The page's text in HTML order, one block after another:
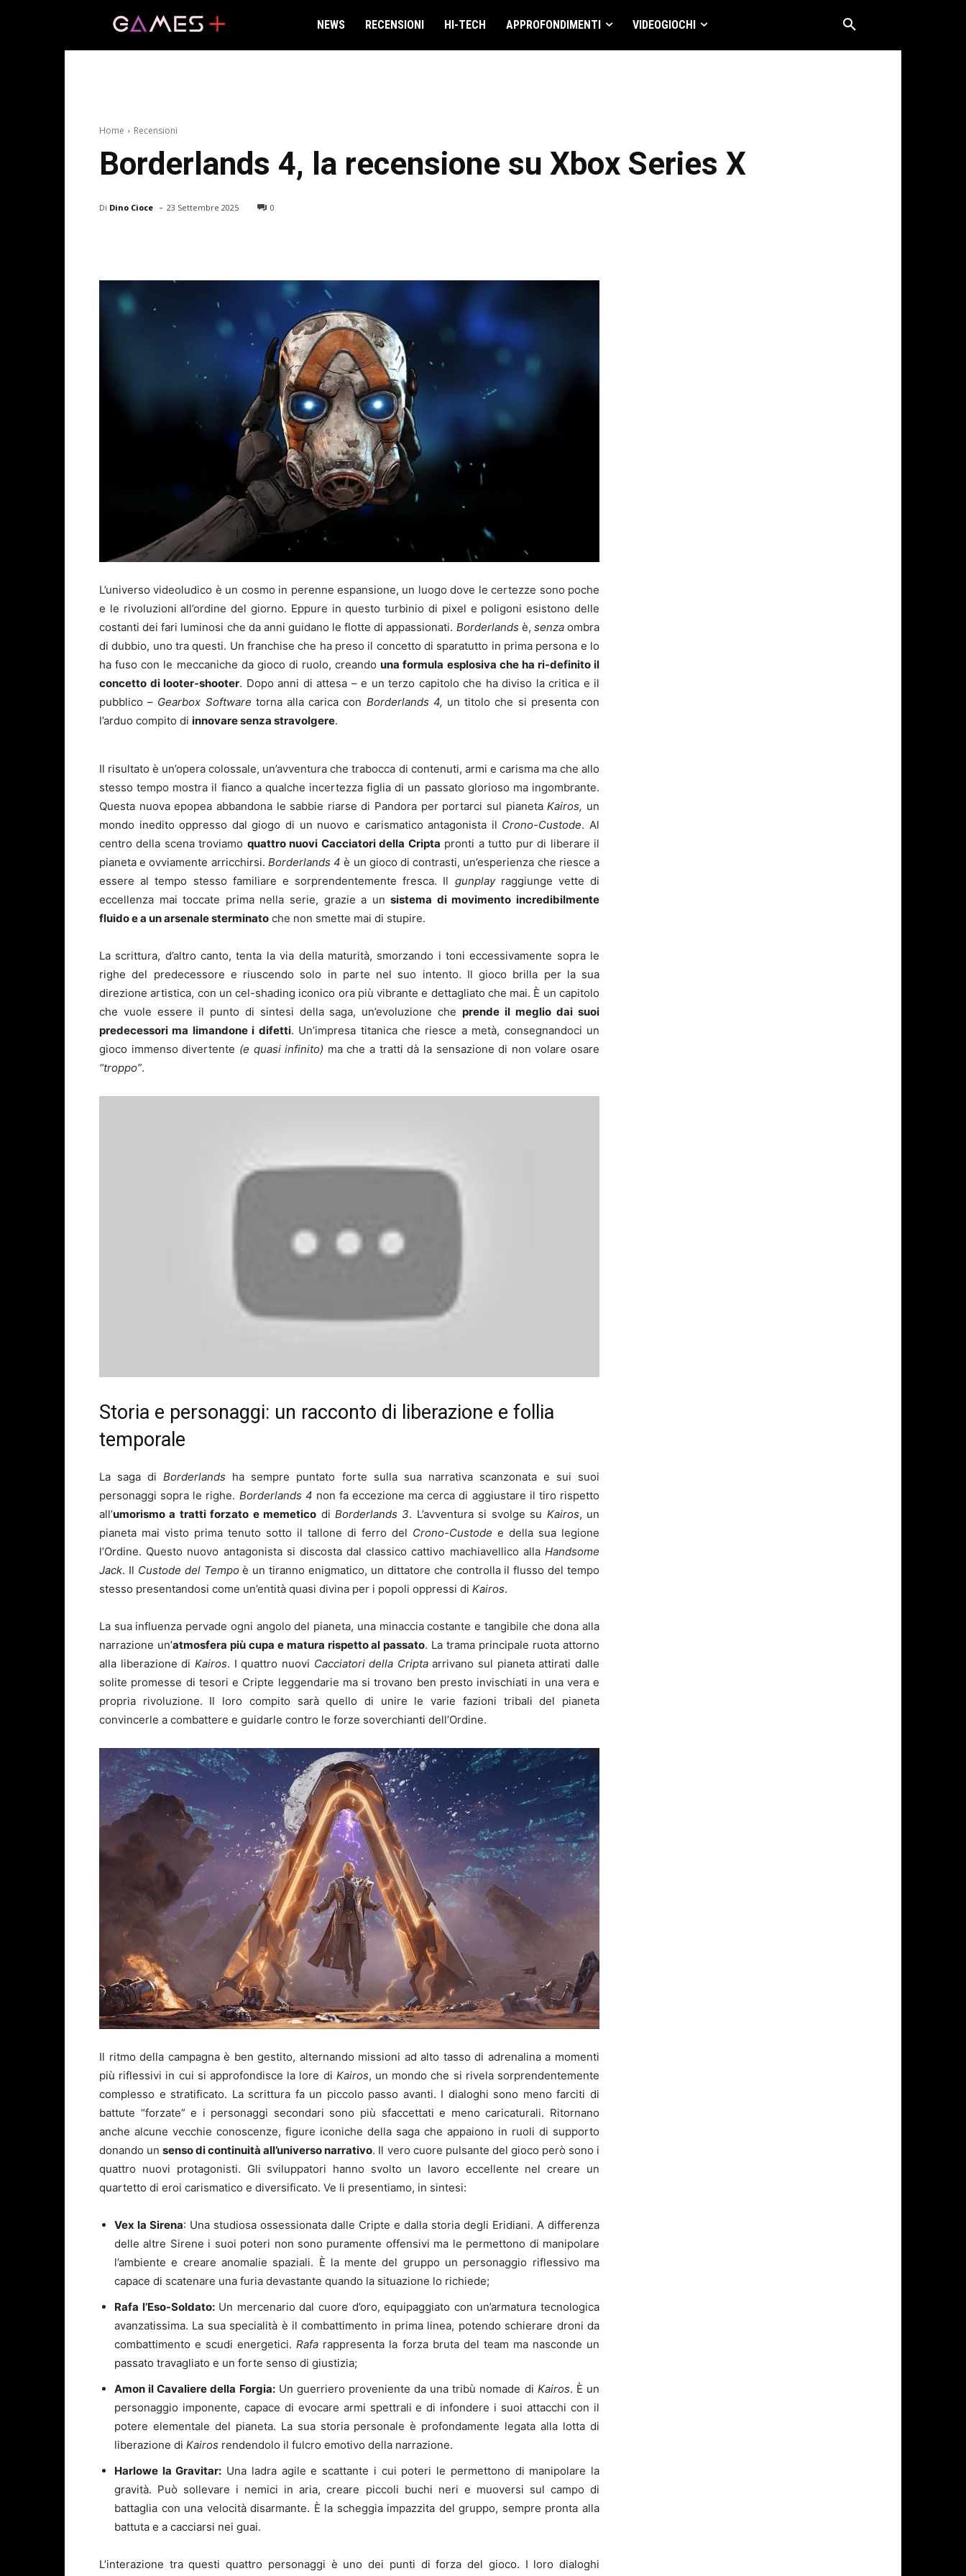
NEWS RECENSIONI HI-TECH APPROFONDIMENTI VIDEOGIOCHI
Home Recensioni
Borderlands 4, la recensione su Xbox Series X
Di Dino Cioce - 23 Settembre 2025 0
L’universo videoludico è un cosmo in perenne espansione, un luogo dove le certezze sono poche
e le rivoluzioni all’ordine del giorno. Eppure in questo turbinio di pixel e poligoni esistono delle
costanti dei fari luminosi che da anni guidano le flotte di appassionati. Borderlands è, senzaombra
di dubbio, uno tra questi. Un franchise che ha preso il concetto di sparatutto in prima persona e lo
ha fuso con le meccaniche da gioco di ruolo, creandouna formula esplosiva che ha ri-definito il
concetto di looter-shooter. Dopo anni di attesa – e un terzo capitolo che ha diviso la critica e il
pubblico – Gearbox Software torna alla carica con Borderlands 4, un titolo che si presenta con
l’arduo compito di innovare senza stravolgere.
Il risultato è un’opera colossale, un’avventura che trabocca di contenuti, armi e carisma ma che allo
stesso tempo mostra il fianco a qualche incertezza figlia di un passato glorioso ma ingombrante.
Questa nuova epopea abbandona le sabbie riarse di Pandora per portarci sul pianetaKairos, un
mondo inedito oppresso dal giogo di un nuovo e carismatico antagonista il Crono-Custode. Al
centro della scena troviamo quattro nuovi Cacciatori della Cripta pronti a tutto pur di liberare il
pianeta e ovviamente arricchirsi. Borderlands 4 è un gioco di contrasti, un’esperienza che riesce a
essere al tempo stesso familiare e sorprendentemente fresca. Il gunplayraggiunge vette di
eccellenza mai toccate prima nella serie, grazie a unsistema di movimento incredibilmente
fluido e a un arsenale sterminato che non smette mai di stupire.
La scrittura, d’altro canto, tenta la via della maturità, smorzando i toni eccessivamente sopra le
righe del predecessore e riuscendo solo in parte nel suo intento. Il gioco brilla per la sua
direzione artistica, con un cel-shading iconico ora più vibrante e dettagliato che mai. È un capitolo
che vuole essere il punto di sintesi della saga, un’evoluzione cheprende il meglio dai suoi
predecessori ma limandone i difetti. Un’impresa titanica che riesce a metà, consegnandoci un
gioco immenso divertente (e quasi infinito) ma che a tratti dà la sensazione di non volare osare
“troppo”.
Storia e personaggi: un racconto di liberazione e follia
temporale
La saga diBorderlands ha sempre puntato forte sulla sua narrativa scanzonata e sui suoi
personaggi sopra le righe. Borderlands 4 non fa eccezione ma cerca di aggiustare il tiro rispetto
all’umorismo a tratti forzato e memetico diBorderlands 3. L’avventura si svolge su Kairos, un
pianeta mai visto prima tenuto sotto il tallone di ferro del Crono-Custode e della sua legione
l’Ordine. Questo nuovo antagonista si discosta dal classico cattivo machiavellico alla Handsome
Jack. Il Custode del Tempoè un tiranno enigmatico, un dittatore che controlla il flusso del tempo
stesso presentandosi come un’entità quasi divina per i popoli oppressi di Kairos.
La sua influenza pervade ogni angolo del pianeta, una minaccia costante e tangibile che dona alla
narrazione un’atmosfera più cupa e matura rispetto al passato. La trama principale ruota attorno
alla liberazione di Kairos. I quattro nuovi Cacciatori della Criptaarrivano sul pianeta attirati dalle
solite promesse di tesori e Cripte leggendarie ma si trovano ben presto invischiati in una vera e
propria rivoluzione. Il loro compito sarà quello di unire le varie fazioni tribali del pianeta
convincerle a combattere e guidarle contro le forze soverchianti dell’Ordine.
Il ritmo della campagna è ben gestito, alternando missioni ad alto tasso di adrenalina a momenti
più riflessivi in cui si approfondisce la lore di Kairos, un mondo che si rivela sorprendentemente
complesso e stratificato. La scrittura fa un piccolo passo avanti. I dialoghi sono meno farciti di
battute “forzate” e i personaggi secondari sono più sfaccettati e meno caricaturali. Ritornano
anche alcune vecchie conoscenze, figure iconiche della saga che appaiono in ruoli di supporto
donando unsenso di continuità all’universo narrativo. Il vero cuore pulsante del gioco però sono i
quattro nuovi protagonisti. Gli sviluppatori hanno svolto un lavoro eccellente nel creare un
quartetto di eroi carismatico e diversificato. Ve li presentiamo, in sintesi:
Vex la Sirena: Una studiosa ossessionata dalle Cripte e dalla storia degli Eridiani. A differenza
delle altre Sirene i suoi poteri non sono puramente offensivi ma le permettono di manipolare
l’ambiente e creare anomalie spaziali. È la mente del gruppo un personaggio riflessivo ma
capace di scatenare una furia devastante quando la situazione lo richiede;
Rafa l’Eso-Soldato:Un mercenario dal cuore d’oro, equipaggiato con un’armatura tecnologica
avanzatissima. La sua specialità è il combattimento in prima linea, potendo schierare droni da
combattimento e scudi energetici.Rafa rappresenta la forza bruta del team ma nasconde un
passato travagliato e un forte senso di giustizia;
Amon il Cavaliere della Forgia:Un guerriero proveniente da una tribù nomade di Kairos. È un
personaggio imponente, capace di evocare armi spettrali e di infondere i suoi attacchi con il
potere elementale del pianeta. La sua storia personale è profondamente legata alla lotta di
liberazione di Kairos rendendolo il fulcro emotivo della narrazione.
Harlowe la Gravitar: Una ladra agile e scattante i cui poteri le permettono di manipolare la
gravità. Può sollevare i nemici in aria, creare piccoli buchi neri e muoversi sul campo di
battaglia con una velocità disarmante. È la scheggia impazzita del gruppo, sempre pronta alla
battuta e a cacciarsi nei guai.
L’interazione tra questi quattro personaggi è uno dei punti di forza del gioco. I loro dialoghi